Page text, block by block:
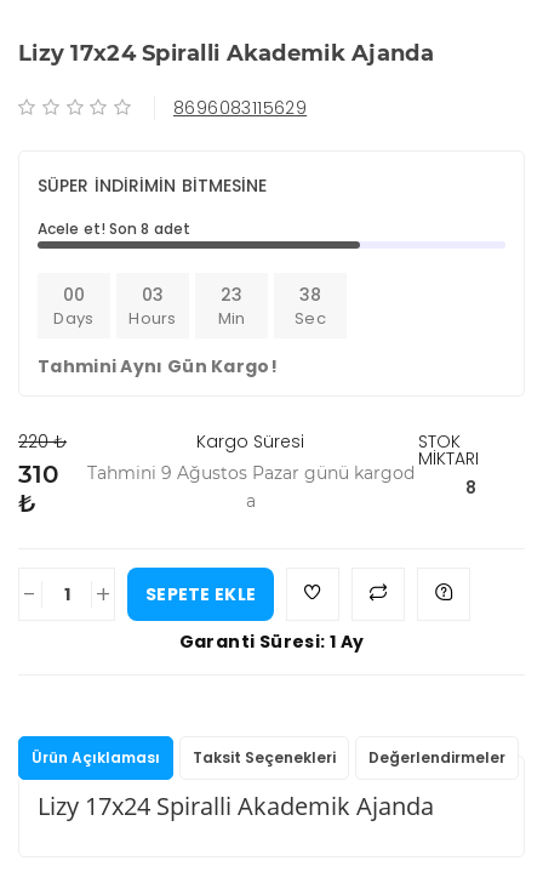
Lizy 17x24 Spiralli Akademik Ajanda
8696083115629
SÜPER İNDİRİMİN BİTMESİNE
Acele et! Son 8 adet
00
Days
03
Hours
23
Min
38
Sec
Tahmini Aynı Gün Kargo!
220 ₺
310
₺
Kargo Süresi
Tahmini 9 Ağustos Pazar günü kargod
a
STOK
MİKTARI
8
- +
SEPETE EKLE
Garanti Süresi: 1 Ay
Ürün Açıklaması Taksit Seçenekleri Değerlendirmeler
Lizy 17x24 Spiralli Akademik Ajanda